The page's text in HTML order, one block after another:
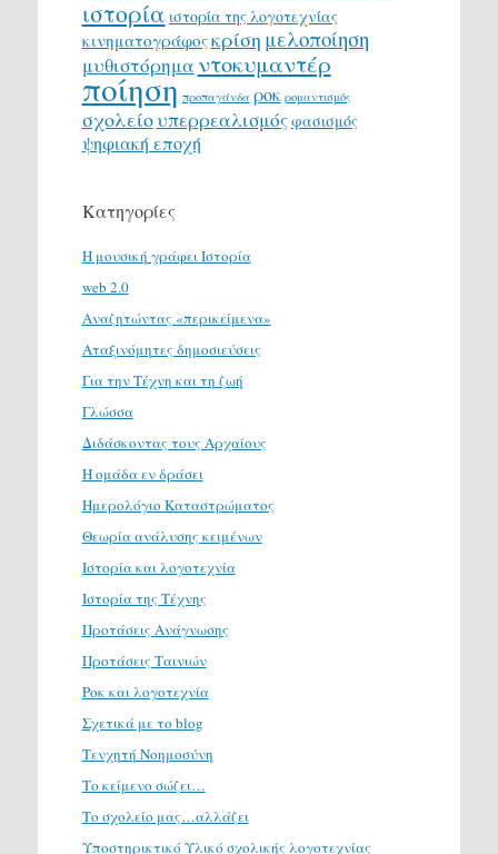
ιστορία ιστορία της λογοτεχνίας
κινηματογράφοςκρίση μελοποίηση
μυθιστόρημα ντοκυμαντέρ
ποίηση προπαγάνδα ροκ ρομαντισμός
σχολείουπερρεαλισμόςφασισμός
ψηφιακή εποχή
Κατηγορίες
H μουσική γράφει Ιστορία
web 2.0
Αναζητώντας «περικείμενα»
Αταξινόμητες δημοσιεύσεις
Για την Τέχνη και τη ζωή
Γλώσσα
Διδάσκοντας τους Αρχαίους
Η ομάδα εν δράσει
Ημερολόγιο Καταστρώματος
Θεωρία ανάλυσης κειμένων
Ιστορία και λογοτεχνία
Ιστορία της Τέχνης
Προτάσεις Ανάγνωσης
Προτάσεις Ταινιών
Ροκ και λογοτεχνία
Σχετικά με το blog
Τενχητή Νοημοσύνη
Το κείμενο σώζει…
Το σχολείο μας…αλλάζει
Υποστηρικτικό Υλικό σχολικής λογοτεχνίας